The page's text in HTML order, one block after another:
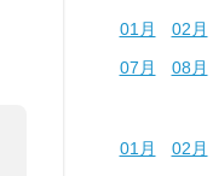
01月 02月
07月
08月
01月 02月